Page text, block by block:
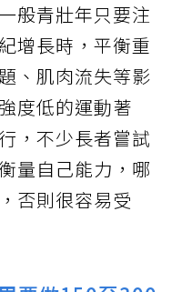
般青壯年只要注
增長時，平衡重
、肌肉流失等影
度低的運動著
，不少長者嘗試
量自己能力，哪
否則很容易受